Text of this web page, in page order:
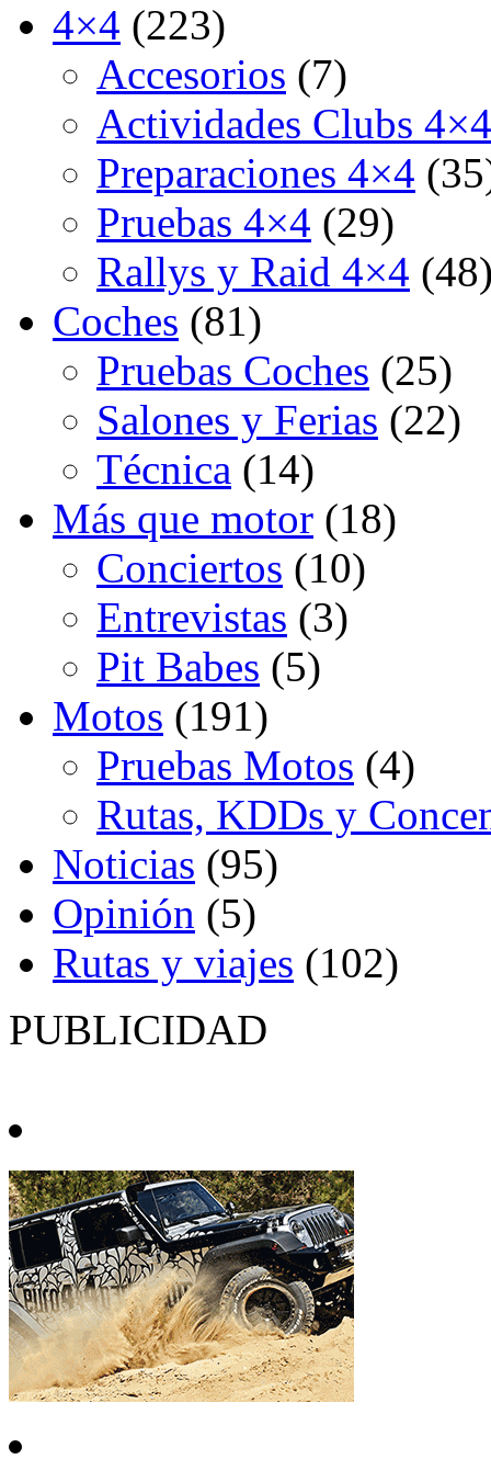
4×4 (223)
Accesorios (7)
Actividades Clubs 4×4
Preparaciones 4×4
Pruebas 4×4 (29)
Rallys y Raid 4×4
Coches (81)
Pruebas Coches (25)
Salones y Ferias (22)
Técnica (14)
Más que motor (18)
Conciertos (10)
Entrevistas (3)
Pit Babes (5)
Motos (191)
Pruebas Motos (4)
Rutas, KDDs y
Noticias (95)
Opinión (5)
Rutas y viajes (102)
PUBLICIDAD